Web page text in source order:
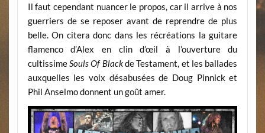
Il faut cependant nuancer le propos, car il arrive à nos
guerriers de se reposer avant de reprendre de plus
belle. On citera donc dans les récréations la guitare
flamenco d’Alex en clin d’œil à l’ouverture du
cultissimeSouls Of Blackde Testament, et les ballades
auxquelles les voix désabusées de Doug Pinnick et
Phil Anselmo donnent un goût amer.